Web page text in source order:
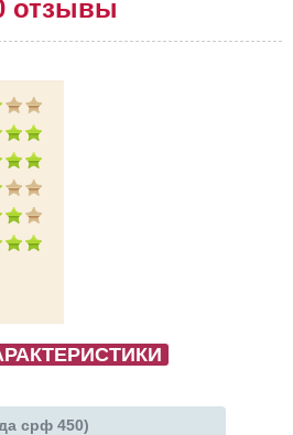
отзывы
срф 450)